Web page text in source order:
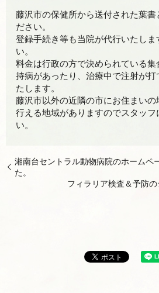
藤沢市の保健所から送付された葉書
ださい。
登録手続き等も当院が代行いたしま
い。
料金は行政の方で決められている集
持病があったり、治療中で注射が
たします。
藤沢市以外の近隣の市にお住まい
行える地域がありますのでスタッフ
い。
湘南台セントラル動物病院のホームペ
た。
フィラリア検査＆予防の